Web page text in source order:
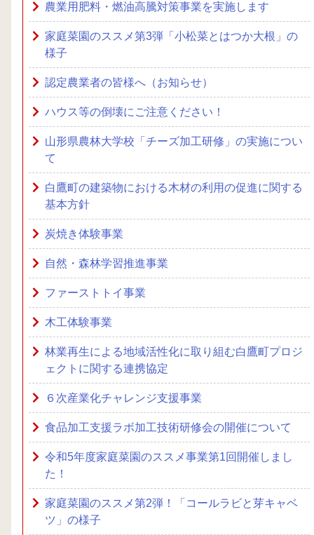
農業用肥料・燃油高騰対策事業を実施します
家庭菜園のススメ第3弾「小松菜とはつか大根」の
様子
認定農業者の皆様へ（お知らせ）
ハウス等の倒壊にご注意ください！
山形県農林大学校「チーズ加工研修」の実施につい
て
白鷹町の建築物における木材の利用の促進に関する
基本方針
炭焼き体験事業
自然・森林学習推進事業
ファーストトイ事業
木工体験事業
林業再生による地域活性化に取り組む白鷹町プロジ
ェクトに関する連携協定
６次産業化チャレンジ支援事業
食品加工支援ラボ加工技術研修会の開催について
令和5年度家庭菜園のススメ事業第1回開催しまし
た！
家庭菜園のススメ第2弾！「コールラビと芽キャベ
ツ」の様子